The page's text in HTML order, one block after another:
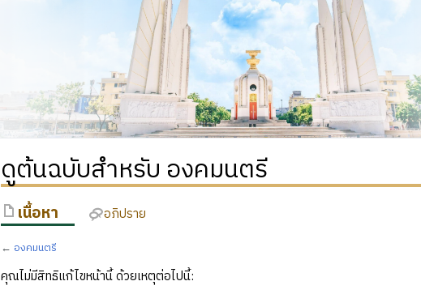
ดูต้นฉบับสำหรับ องคมนตรี
เนื้อหา อภิปราย
← องคมนตรี
คุณไม่มีสิทธิแก้ไขหน้านี้ ด้วยเหตุต่อไปนี้: